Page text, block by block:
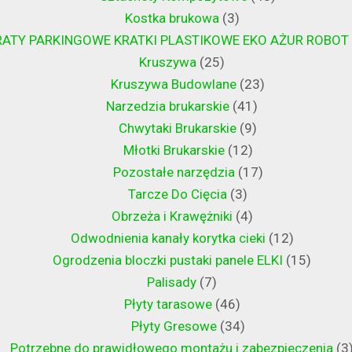
Kostka brukowa 3
PARKINGOWE KRATKI PLASTIKOWE EKO AŻUR ROBOT
Kruszywa 25
Kruszywa Budowlane 23
Narzedzia brukarskie 41
Chwytaki Brukarskie 9
Młotki Brukarskie 12
Pozostałe narzędzia 17
Tarcze Do Cięcia 3
Obrzeża i Krawężniki 4
Odwodnienia kanały korytka cieki 12
Ogrodzenia bloczki pustaki panele ELKI 15
Palisady 7
Płyty tarasowe 46
Płyty Gresowe 34
Potrzebne do prawidłowego montażu i zabezpieczenia 3